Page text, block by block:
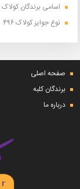
اسامی برندگان کولاک ۴۹۲
نوع جوایز کولاک ۴۹۶
صفحه اصلی
برندگان کلبه
درباره ما